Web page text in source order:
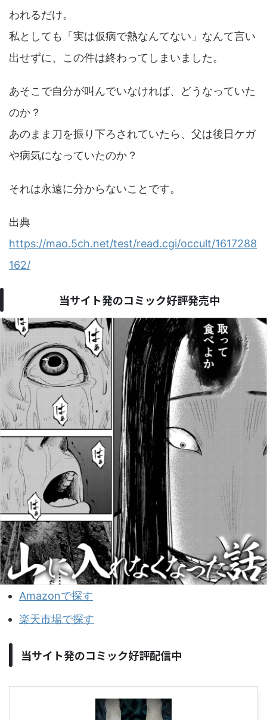
われるだけ。
私としても「実は仮病で熱なんてない」なんて言い
出せずに、この件は終わってしまいました。
あそこで自分が叫んでいなければ、どうなっていた
のか？
あのまま刀を振り下ろされていたら、父は後日ケガ
や病気になっていたのか？
それは永遠に分からないことです。
出典
https://mao.5ch.net/test/read.cgi/occult/1617288
162/
当サイト発のコミック好評発売中
Amazonで探す
楽天市場で探す
当サイト発のコミック好評配信中